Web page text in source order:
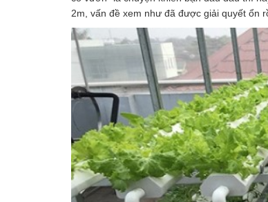
2m, vấn đề xem như đã được giải quyết ổn